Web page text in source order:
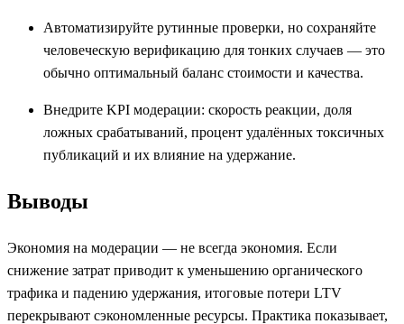
Автоматизируйте рутинные проверки, но сохраняйте
человеческую верификацию для тонких случаев — это
обычно оптимальный баланс стоимости и качества.
Внедрите KPI модерации: скорость реакции, доля
ложных срабатываний, процент удалённых токсичных
публикаций и их влияние на удержание.
Выводы
Экономия на модерации — не всегда экономия. Если
снижение затрат приводит к уменьшению органического
трафика и падению удержания, итоговые потери LTV
перекрывают сэкономленные ресурсы. Практика показывает,